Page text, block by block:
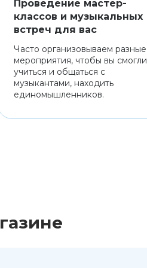
Проведение мастер-
классов и музыкальных
встреч для вас
Часто организовываем разные
мероприятия, чтобы вы смогли
учиться и общаться с
музыкантами, находить
единомышленников.